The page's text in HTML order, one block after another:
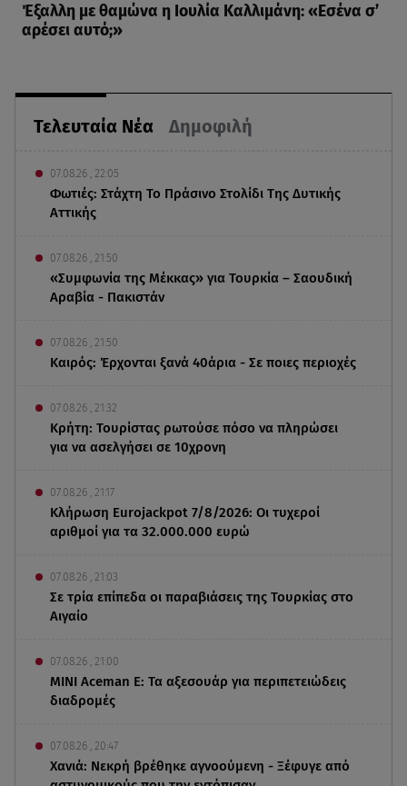
Τελευταία Νέα Δημοφιλή
07.08.26 , 22:05
Φωτιές: Στάχτη Το Πράσινο Στολίδι Της Δυτικής
Αττικής
07.08.26 , 21:50
«Συμφωνία της Μέκκας» για Τουρκία – Σαουδική
Αραβία - Πακιστάν
07.08.26 , 21:50
Καιρός: Έρχονται ξανά 40άρια - Σε ποιες περιοχές
07.08.26 , 21:32
Κρήτη: Τουρίστας ρωτούσε πόσο να πληρώσει
για να ασελγήσει σε 10χρονη
07.08.26 , 21:17
Κλήρωση Eurojackpot 7/8/2026: Οι τυχεροί
αριθμοί για τα 32.000.000 ευρώ
07.08.26 , 21:03
Σε τρία επίπεδα οι παραβιάσεις της Τουρκίας στο
Αιγαίο
07.08.26 , 21:00
MINI Aceman E: Τα αξεσουάρ για περιπετειώδεις
διαδρομές
07.08.26 , 20:47
Χανιά: Νεκρή βρέθηκε αγνοούμενη - Ξέφυγε από
Έξαλλη με θαμώνα η Ιουλία Καλλιμάνη: «Εσένα σ’
αρέσει αυτό;»